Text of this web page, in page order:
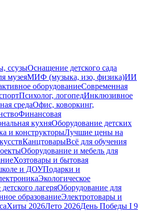
ссузыОснащение детского сада
музеяМИФ (музыка, изо, физика)ИИ
оборудованиеСовременная
Психолог, логопедИнклюзивное
средаОфис, коворкинг,
Финансовая
кухняОборудование детских
и конструкторыЛучшие цены на
КанцтоварыВсё для обучения
Оборудование и мебель для
Хозтовары и бытовая
и ДОУПодарки и
Экологическое
лагеряОборудование для
образованиеЭлектротовары и
Хиты 2026Лето 2026День Победы I 9